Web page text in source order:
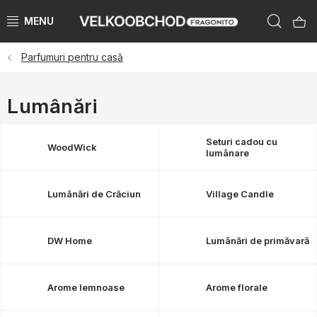
BRANDURI
PŘEDPRODEJ VÁNOCE 2025
ÚKLID SKLADU
Parfumuri pentru casă
Lumânări
WoodWick
Seturi cadou cu
lumânare
Lumânări de Crăciun Village Candle
DW Home Lumânări de primăvară
Arome lemnoase Arome florale